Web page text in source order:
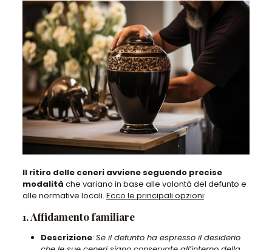
Il ritiro delle ceneri avviene seguendo precise
modalità che variano in base alle volontà del defunto e
alle normative locali. Ecco le principali opzioni:
1. Affidamento familiare
Descrizione: Se il defunto ha espresso il desiderio